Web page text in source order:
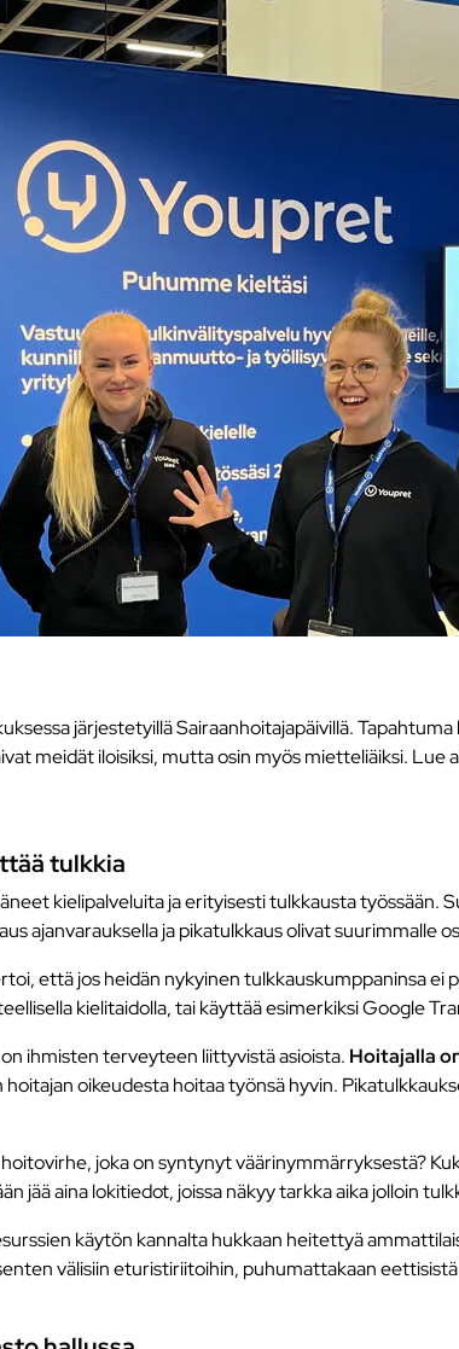
järjestetyillä Sairaanhoitajapäivillä.
meidät iloisiksi, mutta osin myös mietteliäiksi. Lue
tulkkia
kielipalveluita ja erityisesti tulkkausta työssään.
ajanvarauksella ja pikatulkkaus olivat suurimmalle
että jos heidän nykyinen tulkkauskumppaninsa
kielitaidolla, tai käyttää esimerkiksi Google
ihmisten terveyteen liittyvistä asioista. Hoitajalla
hoitajan oikeudesta hoitaa työnsä hyvin.
joka on syntynyt väärinymmärryksestä?
aina lokitiedot, joissa näkyy tarkka aika jolloin
käytön kannalta hukkaan heitettyä
välisiin eturistiriitoihin, puhumattakaan